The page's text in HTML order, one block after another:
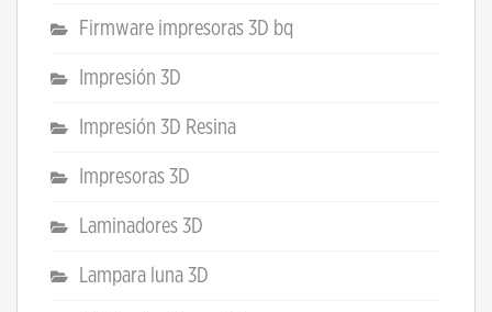
Firmware impresoras 3D bq
Impresión 3D
Impresión 3D Resina
Impresoras 3D
Laminadores 3D
Lampara luna 3D